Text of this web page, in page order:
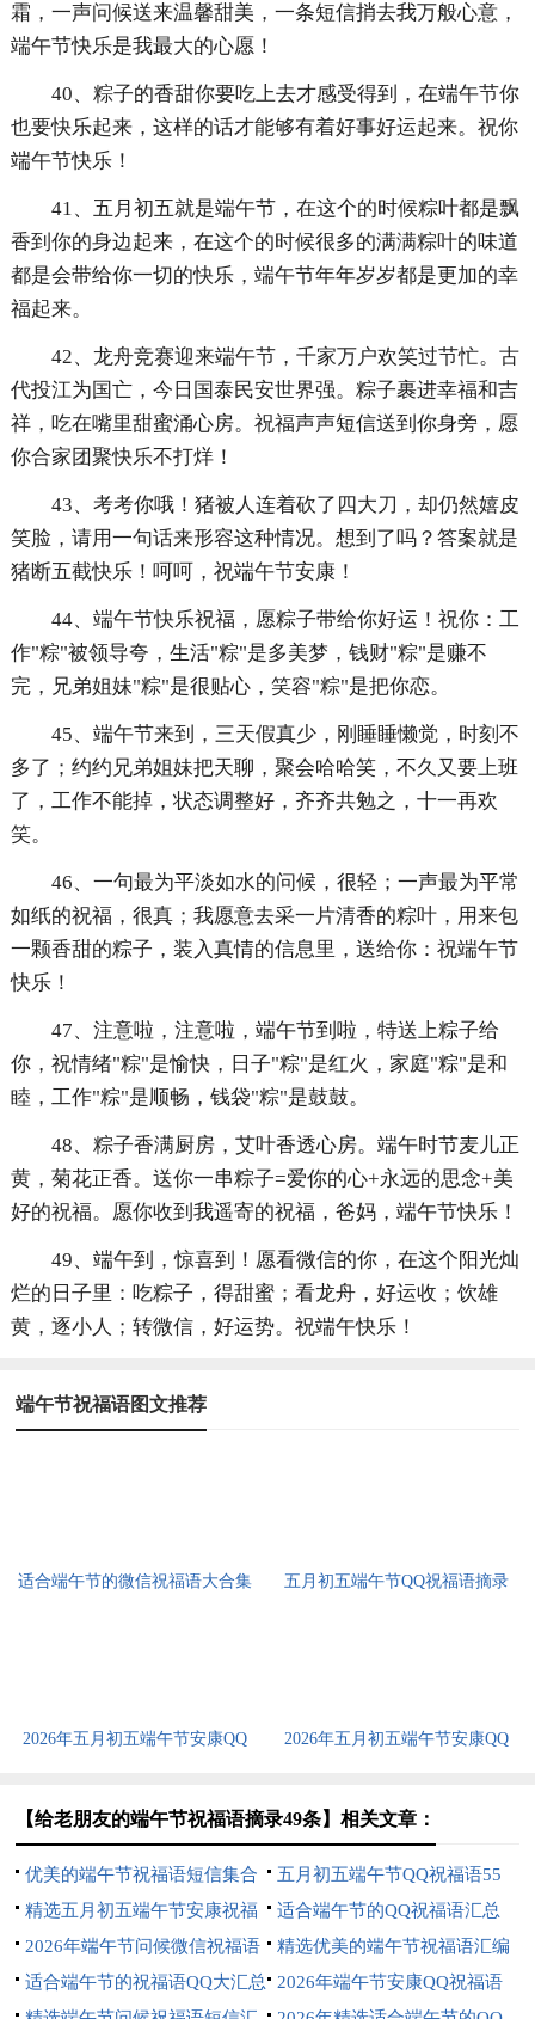
霜，一声问候送来温馨甜美，一条短信捎去我万般心意，
端午节快乐是我最大的心愿！
40、粽子的香甜你要吃上去才感受得到，在端午节你
也要快乐起来，这样的话才能够有着好事好运起来。祝你
端午节快乐！
41、五月初五就是端午节，在这个的时候粽叶都是飘
香到你的身边起来，在这个的时候很多的满满粽叶的味道
都是会带给你一切的快乐，端午节年年岁岁都是更加的幸
福起来。
42、龙舟竞赛迎来端午节，千家万户欢笑过节忙。古
代投江为国亡，今日国泰民安世界强。粽子裹进幸福和吉
祥，吃在嘴里甜蜜涌心房。祝福声声短信送到你身旁，愿
你合家团聚快乐不打烊！
43、考考你哦！猪被人连着砍了四大刀，却仍然嬉皮
笑脸，请用一句话来形容这种情况。想到了吗？答案就是
猪断五截快乐！呵呵，祝端午节安康！
44、端午节快乐祝福，愿粽子带给你好运！祝你：工
作"粽"被领导夸，生活"粽"是多美梦，钱财"粽"是赚不
完，兄弟姐妹"粽"是很贴心，笑容"粽"是把你恋。
45、端午节来到，三天假真少，刚睡睡懒觉，时刻不
多了；约约兄弟姐妹把天聊，聚会哈哈笑，不久又要上班
了，工作不能掉，状态调整好，齐齐共勉之，十一再欢
笑。
46、一句最为平淡如水的问候，很轻；一声最为平常
如纸的祝福，很真；我愿意去采一片清香的粽叶，用来包
一颗香甜的粽子，装入真情的信息里，送给你：祝端午节
快乐！
47、注意啦，注意啦，端午节到啦，特送上粽子给
你，祝情绪"粽"是愉快，日子"粽"是红火，家庭"粽"是和
睦，工作"粽"是顺畅，钱袋"粽"是鼓鼓。
48、粽子香满厨房，艾叶香透心房。端午时节麦儿正
黄，菊花正香。送你一串粽子=爱你的心+永远的思念+美
好的祝福。愿你收到我遥寄的祝福，爸妈，端午节快乐！
49、端午到，惊喜到！愿看微信的你，在这个阳光灿
烂的日子里：吃粽子，得甜蜜；看龙舟，好运收；饮雄
黄，逐小人；转微信，好运势。祝端午快乐！
端午节祝福语图文推荐
适合端午节的微信祝福语大合集
五月初五端午节QQ祝福语摘录
2026年五月初五端午节安康QQ
2026年五月初五端午节安康QQ
【给老朋友的端午节祝福语摘录49条】相关文章：
优美的端午节祝福语短信集合
48条
五月初五端午节QQ祝福语55
条
精选五月初五端午节安康祝福
语16句
适合端午节的QQ祝福语汇总
57句
2026年端午节问候微信祝福语
合集38句
精选优美的端午节祝福语汇编
32句
适合端午节的祝福语QQ大汇总
2026年端午节安康QQ祝福语